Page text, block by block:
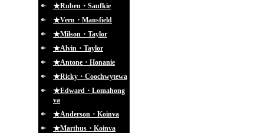
★Ruben・Saufkie
★Vern・Mansfield
★Milson・Taylor
★Alvin・Taylor
★Antone・Honanie
★Ricky・Coochwytewa
★Edward・Lomahong
va
★Anderson・Koinva
★Marthus・Koinva